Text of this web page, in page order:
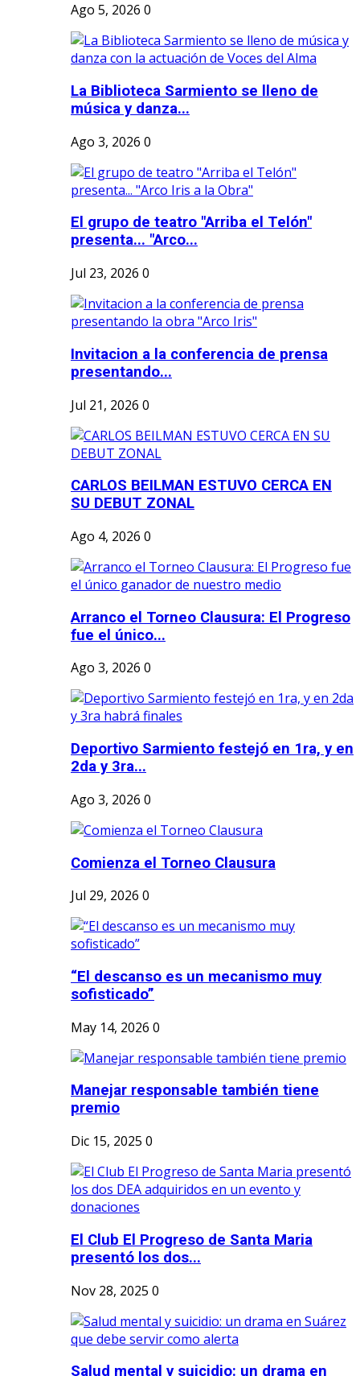
Ago 5, 2026 0
La Biblioteca Sarmiento se lleno de
música y danza...
Ago 3, 2026 0
El grupo de teatro "Arriba el Telón"
presenta... "Arco...
Jul 23, 2026 0
Invitacion a la conferencia de prensa
presentando...
Jul 21, 2026 0
CARLOS BEILMAN ESTUVO CERCA EN
SU DEBUT ZONAL
Ago 4, 2026 0
Arranco el Torneo Clausura: El Progreso
fue el único...
Ago 3, 2026 0
Deportivo Sarmiento festejó en 1ra, y en
2da y 3ra...
Ago 3, 2026 0
Comienza el Torneo Clausura
Jul 29, 2026 0
“El descanso es un mecanismo muy
sofisticado”
May 14, 2026 0
Manejar responsable también tiene
premio
Dic 15, 2025 0
El Club El Progreso de Santa Maria
presentó los dos...
Nov 28, 2025 0
Salud mental y suicidio: un drama en